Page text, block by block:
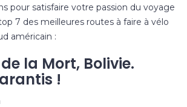
pour satisfaire votre passion du voyage
7 des meilleures routes à faire à vélo
américain :
la Mort, Bolivie.
!